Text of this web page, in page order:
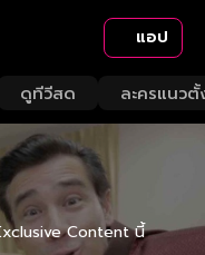
แอป
ดูทีวีสด ละครแนวตั้
Content นี้